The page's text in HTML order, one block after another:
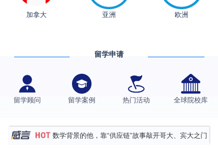
加拿大 亚洲 欧洲
留学申请
留学顾问 留学案例 热门活动 全球院校库
从上海财大2+2到谢菲尔德：低均分逆袭QS百强金
伯明翰大学数字媒体与创意产业硕士录取案例
西南财经大学投资学背景，成功斩获英国名校多份
硕士录取
数学背景的他，靠“供应链”故事敲开哥大、宾大之门